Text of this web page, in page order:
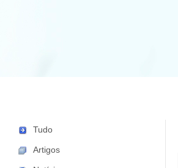
Tudo
Artigos